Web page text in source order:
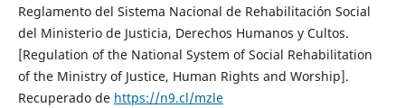
Reglamento del Sistema Nacional de Rehabilitación Social
del Ministerio de Justicia, Derechos Humanos y Cultos.
[Regulation of the National System of Social Rehabilitation
of the Ministry of Justice, Human Rights and Worship].
Recuperado de https://n9.cl/mzle